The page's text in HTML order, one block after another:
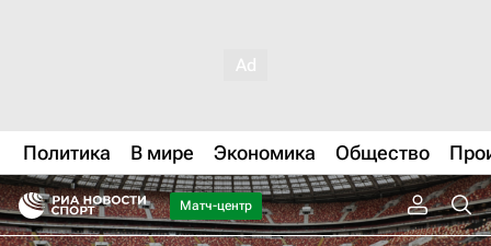
Политика В мире Экономика Общество
Матч-центр